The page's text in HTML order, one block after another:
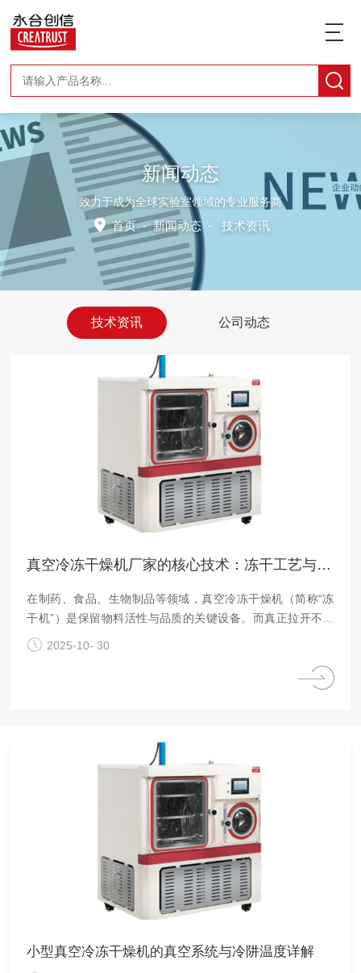
新闻动态
致力于成为全球实验室领域的专业服务商
首页-新闻动态- 技术资讯
技术资讯 公司动态
真空冷冻干燥机厂家的核心技术：冻干工艺与设备优化
在制药、食品、生物制品等领域，真空冷冻干燥机（简称“冻
干机”）是保留物料活性与品质的关键设备。而真正拉开不同
真空冷冻干燥机厂家技术差距的，正是其对​​冻干工艺的精准控
2025-10- 30
小型真空冷冻干燥机的真空系统与冷阱温度详解